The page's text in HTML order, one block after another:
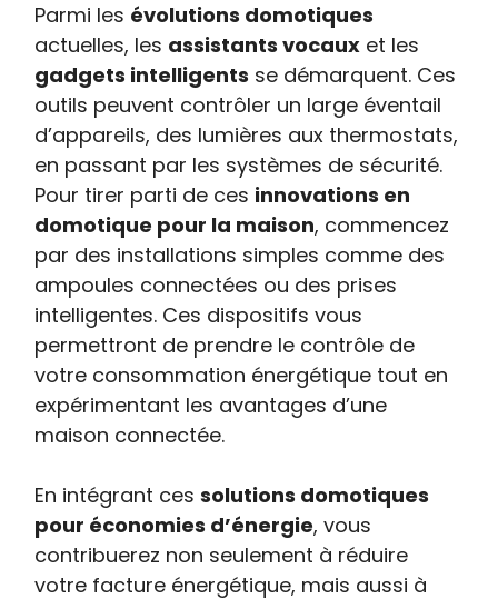
Parmi les évolutions domotiques
actuelles, les assistants vocaux et les
gadgets intelligents se démarquent. Ces
outils peuvent contrôler un large éventail
d’appareils, des lumières aux thermostats,
en passant par les systèmes de sécurité.
Pour tirer parti de ces innovations en
domotique pour la maison, commencez
par des installations simples comme des
ampoules connectées ou des prises
intelligentes. Ces dispositifs vous
permettront de prendre le contrôle de
votre consommation énergétique tout en
expérimentant les avantages d’une
maison connectée.
En intégrant cessolutions domotiques
pour économies d’énergie, vous
contribuerez non seulement à réduire
votre facture énergétique, mais aussi à